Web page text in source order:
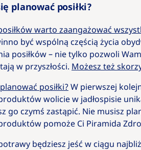
planować posiłki?
warto zaangażować
być wspólną częścią życia
posiłków – nie tylko pozwoli
w przyszłości. Możesz też
posiłki?W pierwszej
wolicie w jadłospisie
go czymś zastąpić. Nie musisz
pomoże Ci Piramida
będziesz jeść w ciągu